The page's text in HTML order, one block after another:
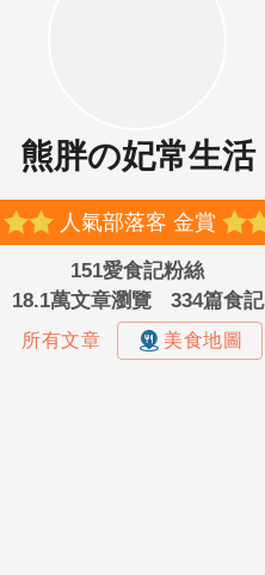
熊胖の妃常生活
人氣部落客 金賞
151愛食記粉絲
18.1萬文章瀏覽
334篇食記
所有文章 美食地圖